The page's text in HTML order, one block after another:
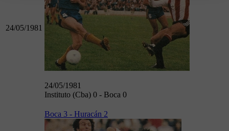
24/05/1981
24/05/1981
Instituto (Cba) 0 - Boca 0
Boca 3 - Huracán 2